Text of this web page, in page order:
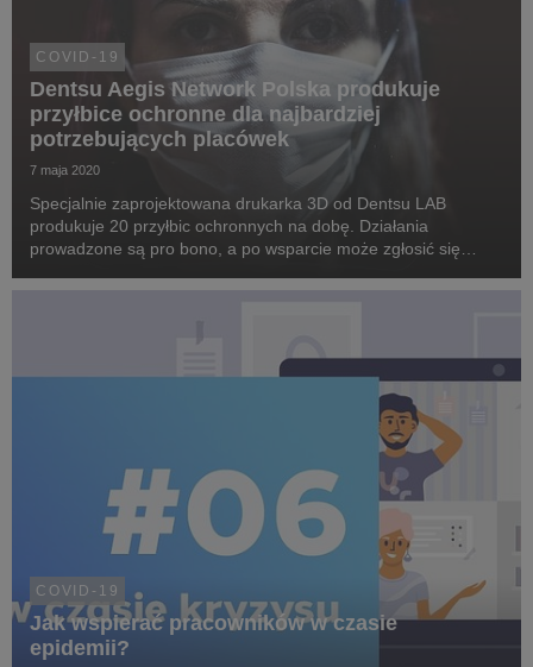
COVID-19
Dentsu Aegis Network Polska produkuje
przyłbice ochronne dla najbardziej
potrzebujących placówek
7 maja 2020
Specjalnie zaprojektowana drukarka 3D od Dentsu LAB
produkuje 20 przyłbic ochronnych na dobę. Działania
prowadzone są pro bono, a po wsparcie może zgłosić się
COVID-19
Jak wspierać pracowników w czasie
epidemii?